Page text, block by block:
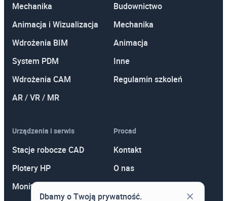
Mechanika
Animacja i Wizualizacja
Wdrożenia BIM
System PDM
Wdrożenia CAM
AR / VR / MR
Budownictwo
Mechanika
Animacja
Inne
Regulamin szkoleń
Urządzenia i serwis
Stacje robocze CAD
Plotery HP
Monitory
Procad
Kontakt
O nas
Dbamy o Twoją prywatność.